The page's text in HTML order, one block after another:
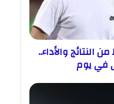
النتائج والأداء..
في يوم